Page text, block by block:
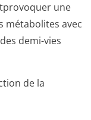
une
métabolites avec
demi-vies
de la